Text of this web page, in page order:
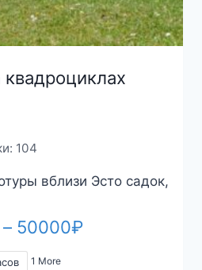
квадроциклах
104
вблизи Эсто садок,
– 50000₽Диапазон
1 More